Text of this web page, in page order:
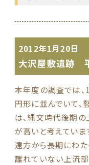
2012年1月20日
大沢屋敷遺跡
本年度の調査では、
円形に並んでいて
は、縄文時代後期
が高いと考えていま
遠方から長期にわた
離れていない上流部